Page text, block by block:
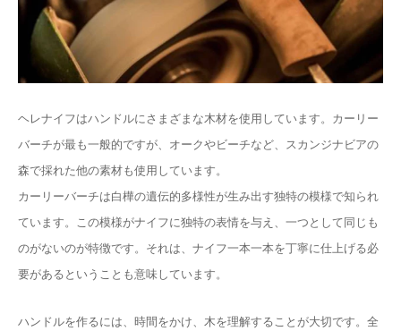
ヘレナイフはハンドルにさまざまな木材を使用しています。カーリー
バーチが最も一般的ですが、オークやビーチなど、スカンジナビアの
森で採れた他の素材も使用しています。
カーリーバーチは白樺の遺伝的多様性が生み出す独特の模様で知られ
ています。この模様がナイフに独特の表情を与え、一つとして同じも
のがないのが特徴です。それは、ナイフ一本一本を丁寧に仕上げる必
要があるということも意味しています。
ハンドルを作るには、時間をかけ、木を理解することが大切です。全